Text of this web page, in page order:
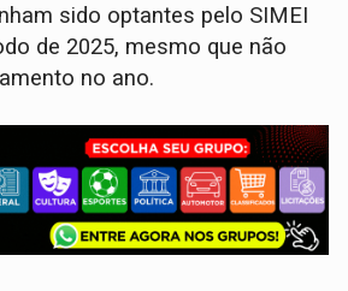
sido optantes pelo SIMEI
de 2025, mesmo que não
no ano.